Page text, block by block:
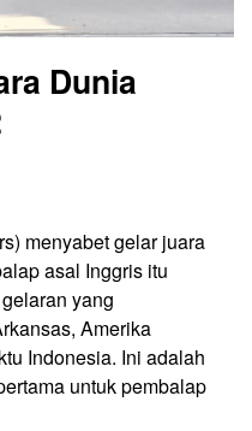
Dunia
menyabet gelar juara
asal Inggris itu
yang
Amerika
Indonesia. Ini adalah
untuk pembalap